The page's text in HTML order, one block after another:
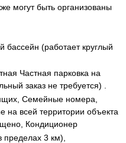
могут быть организованы
бассейн (работает круглый
Частная парковка на
заказ не требуется) .
Семейные номера,
на всей территории объекта
Кондиционер
3 км),